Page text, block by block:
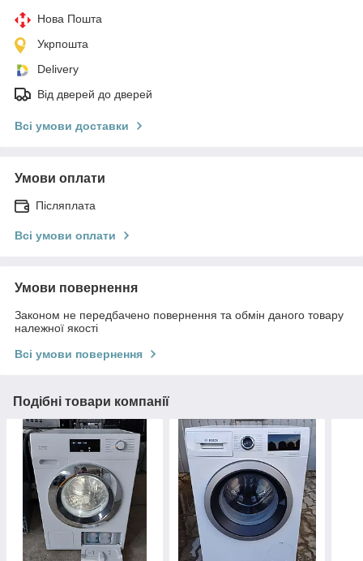
Нова Пошта
Укрпошта
Delivery
Від дверей до дверей
Всі умови доставки
Умови оплати
Післяплата
Всі умови оплати
Умови повернення
Законом не передбачено повернення та обмін даного товару
належної якості
Всі умови повернення
Подібні товари компанії